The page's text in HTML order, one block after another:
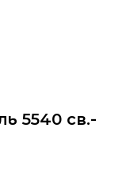
5540 св.-